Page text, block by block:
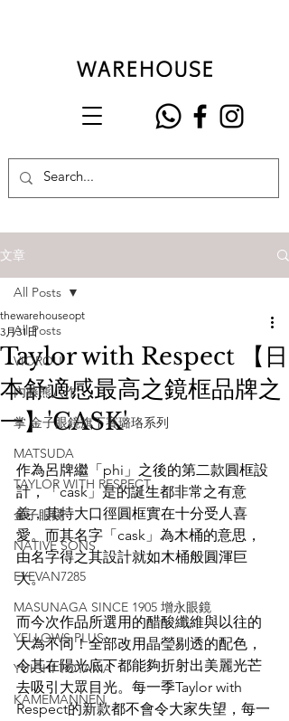
文章
All Posts
VIOROU
內藤熊八作
掌 金子眼鏡旗下賽璐珞系列
MATSUDA
TAYLOR WITH RESPECT
金子眼鏡
NATIVE SONS
EYEVAN7285
MASUNAGA SINCE 1905 增永眼鏡
YELLOWS PLUS
YUICHI TOYAMA
KAMEMANNEN
All Posts
Taylor with Respect 【日
本舒適感最高之鏡框品牌之
一】'CASK'
thewarehouseopt
3月31日
作為呂牌繼「phi」之後的第二款圓框設
計，「cask」是的誕生都非常之有意
義，其特大口徑圓框實在十分受人喜
愛。而其名字「cask」為木桶的意思，
由名字得之其設計就如木桶般圓渾巨
大。
而今次作品所選用的醋酸纖維與以往的
大為不同！全部改用晶瑩剔透的配色，
令其在陽光底下都能夠折射出美麗光芒
去吸引大眾目光。每一季Taylor with
Respect的新款都不會令大家失望，每一